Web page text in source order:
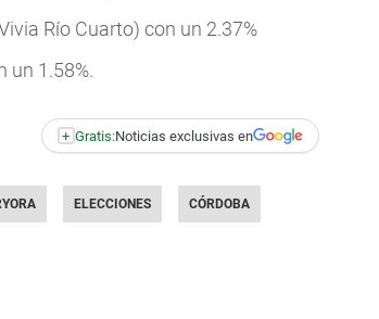
Río Cuarto) con un 2.37%
un 1.58%.
+ Gratis:Noticias exclusivas en
ELECCIONES CÓRDOBA